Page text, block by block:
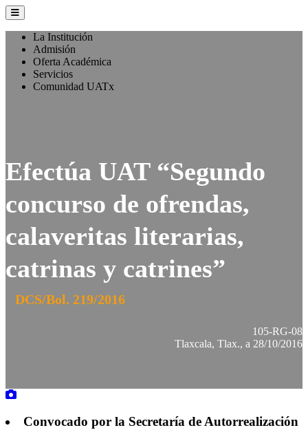
La Institución
Admisión
Oferta Académica
Servicios
Comunidad UATx
Efectúa UAT “Segundo
concurso de ofrendas,
calaveritas literarias,
catrinas y catrines”
DCS/Bol. 219/2016
105-RG-08
Tlaxcala, Tlax., a 28/10/2016
Convocado por la Secretaría de Autorrealización